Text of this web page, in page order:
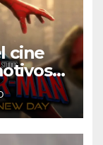
cine